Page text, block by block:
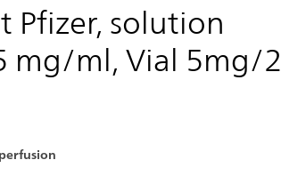
Pfizer, solution
mg/ml, Vial 5mg/